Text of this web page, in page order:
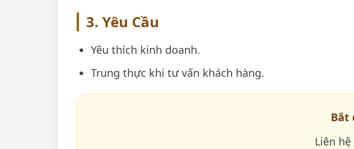
3. Yêu Cầu
Yêu thích kinh doanh.
Trung thực khi tư vấn khách hàng.
Bắt
Liên